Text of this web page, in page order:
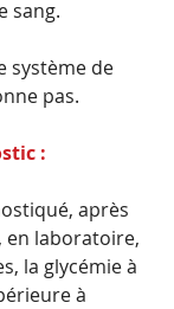
sang.
pas.
:
après
en laboratoire,
la glycémie à
à